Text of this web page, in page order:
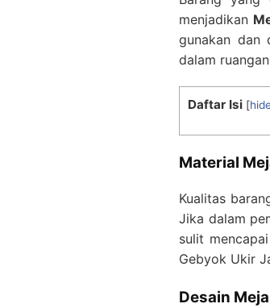
menjadikan
gunakan dan
dalam
Daftar Isi [
Material
Kualitas
Jika dalam
sulit
Gebyok Ukir
Desain